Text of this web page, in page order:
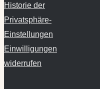
Historie der
Privatsphäre-
Einstellungen
Einwilligungen
widerrufen